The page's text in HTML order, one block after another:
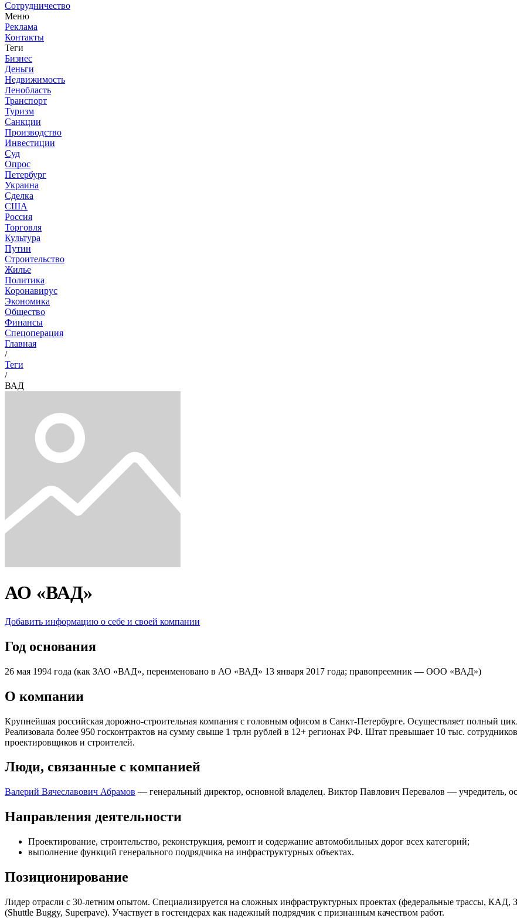
Сотрудничество
Меню
Реклама
Контакты
Теги
Бизнес
Деньги
Недвижимость
Ленобласть
Транспорт
Туризм
Санкции
Производство
Инвестиции
Суд
Опрос
Петербург
Украина
Сделка
США
Россия
Торговля
Культура
Путин
Строительство
Жилье
Политика
Коронавирус
Экономика
Общество
Финансы
Спецоперация
Главная
/
Теги
/
ВАД
АО «ВАД»
Добавить информацию о себе и своей компании
Год основания
26 мая 1994 года (как ЗАО «ВАД», переименовано в АО «ВАД» 13 января 2017 года; правопреемник — ООО «ВАД»)
О компании
Крупнейшая российская дорожно-строительная компания с головным офисом в Санкт-Петербурге. Осуществляет полный
Реализовала более 950 госконтрактов на сумму свыше 1 трлн рублей в 12+ регионах РФ. Штат превышает 10 тыс.
проектировщиков и строителей.
Люди, связанные с компанией
Валерий Вячеславович Абрамов — генеральный директор, основной владелец. Виктор Павлович Перевалов — учредитель,
Направления деятельности
Проектирование, строительство, реконструкция, ремонт и содержание автомобильных дорог всех категорий;
выполнение функций генерального подрядчика на инфраструктурных объектах.
Позиционирование
Лидер отрасли с 30-летним опытом. Специализируется на сложных инфраструктурных проектах (федеральные трассы,
(Shuttle Buggy, Superpave). Участвует в гостендерах как надежный подрядчик с признанным качеством работ.